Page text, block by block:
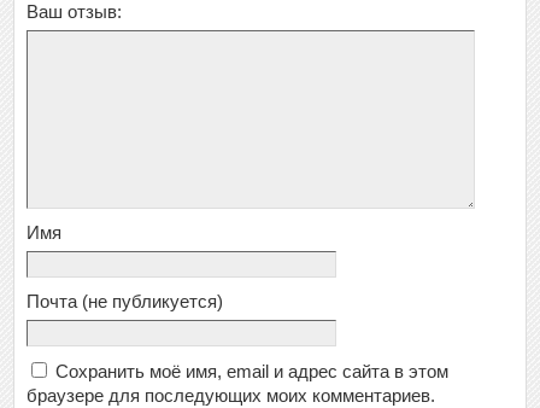
Ваш отзыв:
Имя
Почта (не публикуется)
Сохранить моё имя, email и адрес сайта в этом
браузере для последующих моих комментариев.